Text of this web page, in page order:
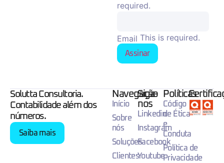
required.
Email This is required.
Assinar
Solutta Consultoria.
Contabilidade além dos
números.
Saiba mais
Navegação
Início
Sobre
nós
Soluções
Clientes
Siga-
nos
Linkedin
Instagram
Facebook
Youtube
Políticas
Código
de Ética
e
Conduta
Política de
Privacidade